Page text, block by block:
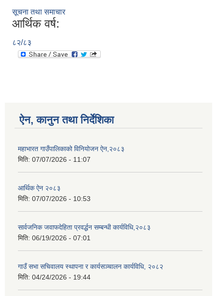
सूचना तथा समाचार
आर्थिक वर्ष:
८२/८३
ऐन, कानुन तथा निर्देशिका
महाभारत गाउँपालिकाको विनियोजन ऐन,२०८३
मिति: 07/07/2026 - 11:07
आर्थिक ऐन २०८३
मिति: 07/07/2026 - 10:53
सार्वजनिक जवाफदेहिता प्रवर्द्धन सम्बन्धी कार्यविधि,२०८३
मिति: 06/19/2026 - 07:01
गाउँ सभा सचिवालय स्थापना र कार्यसञ्चालन कार्यविधि, २०८२
मिति: 04/24/2026 - 19:44